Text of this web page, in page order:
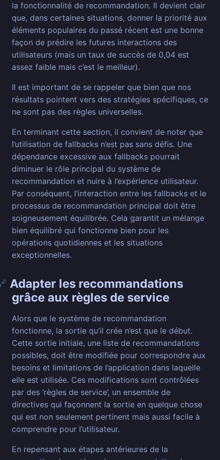
la fonctionnalité de recommandation. Il devient clair
que, dans certaines situations, donner la priorité aux
éléments populaires du passé récent est une bonne
façon de prédire les futures interactions des
utilisateurs (mais un taux de succès de 0,04 est
assez faible mais c’est le meilleur).
Il est important de se rappeler que bien que nos
résultats pointent vers des stratégies spécifiques, ce
ne sont pas des règles universelles.
En terminant cette section, il convient de noter que
l’utilisation de fallbacks n’est pas sans défis. Une
dépendance excessive aux fallbacks pourrait
diminuer le rôle principal du système de
recommandation et nuire à l’expérience utilisateur.
Par conséquent, l’interaction entre les fallbacks et le
processus de recommandation principal doit être
soigneusement équilibrée. Cela garantit un mélange
bien équilibré qui fonctionne bien pour les
opérations quotidiennes et les situations
exceptionnelles.
Adapter les recommandations
grâce aux règles de service
Alors que le système de recommandation
fonctionne, la sortie qu’il crée n’est que le début.
Cette sortie initiale, une liste de recommandations
possibles, doit être modifiée pour correspondre aux
besoins et limitations de l’application dans laquelle
elle est utilisée. Ces modifications sont contrôlées
par des ‘règles de service’, un ensemble de
directives qui façonnent la sortie en quelque chose
qui est non seulement pertinent mais aussi facile à
comprendre pour l’utilisateur.
En repensant aux étapes antérieures de la